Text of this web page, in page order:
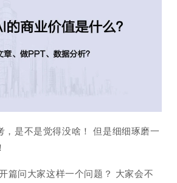
，是不是觉得没啥！ 但是细细琢磨一
篇问大家这样一个问题？ 大家会不